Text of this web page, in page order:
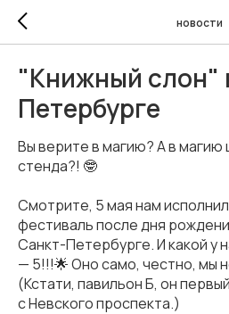
новости
"Книжный слон"
Петербурге
Вы верите в магию? А в магию
стенда?! 🤓
Смотрите, 5 мая нам
фестиваль после дня
Санкт-Петербурге. И какой у
— 5!!!🌟 Оно само, честно, мы
(Кстати, павильон Б, он
с Невского проспекта.)